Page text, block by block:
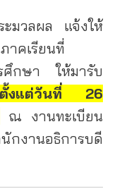
ลผล แจ้งให้
าคเรียนที่
ศึกษา ให้มารับ
ตั้งแต่วันที่ 26
ณ งานทะเบียน
นักงานอธิการบดี